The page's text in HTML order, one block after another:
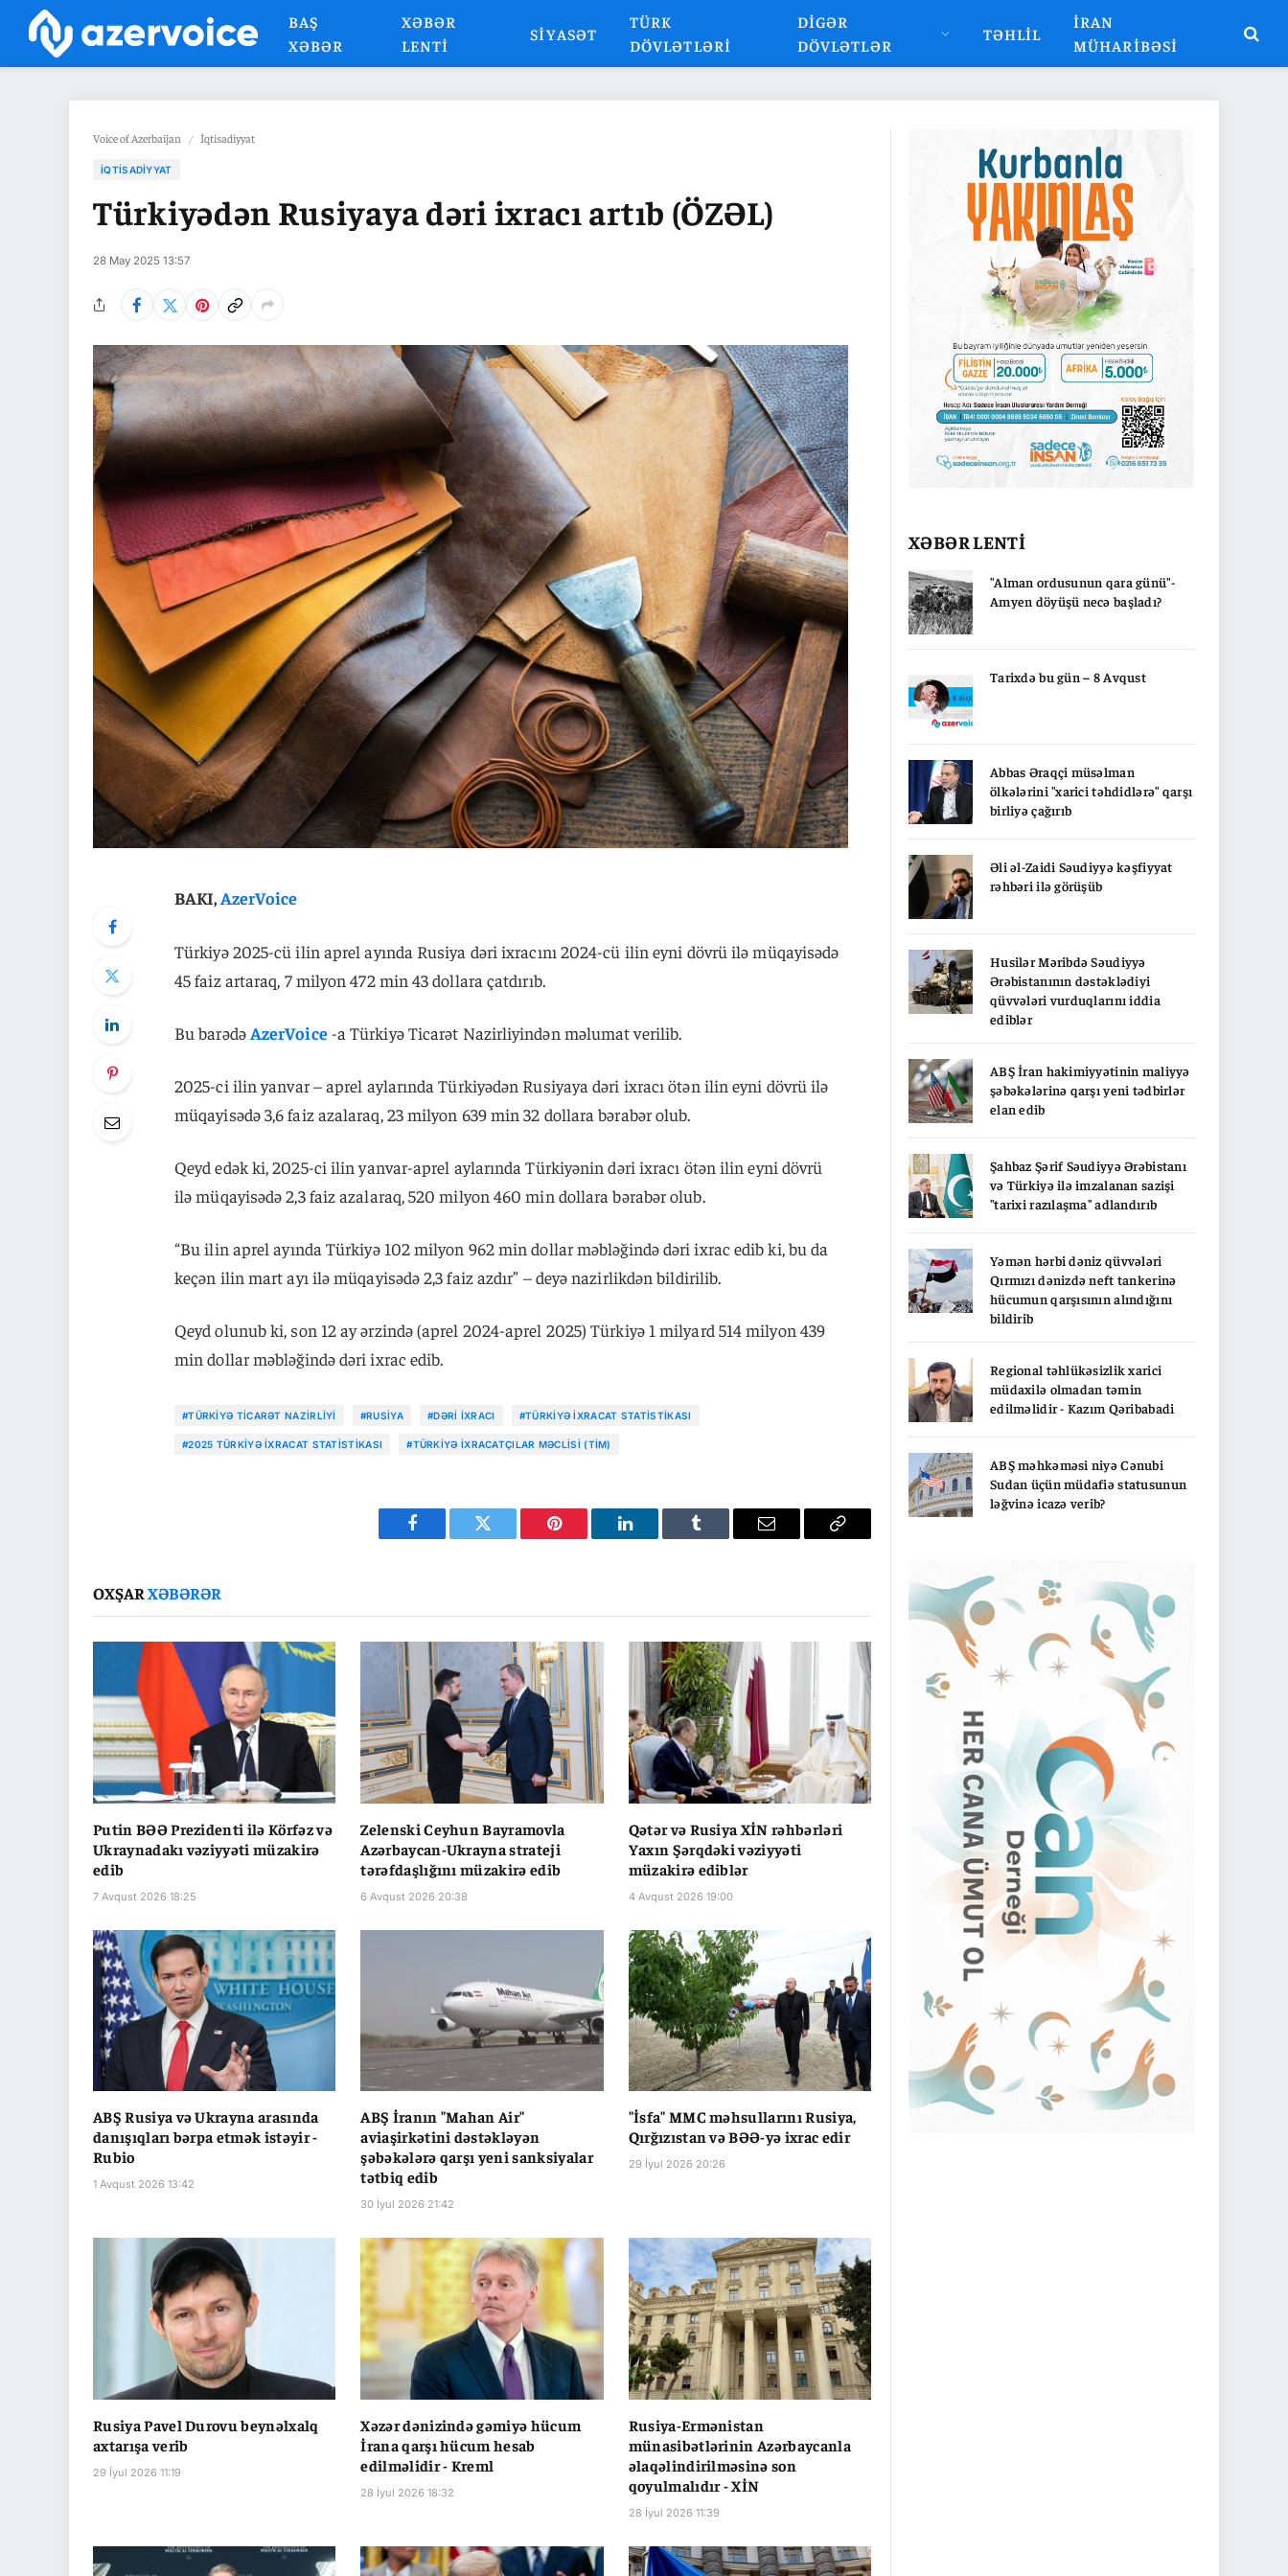
BAŞ
XƏBƏR
XƏBƏR
LENTI
SIYASƏT
TÜRK
DÖVLƏTLƏRI
DIGƏR
DÖVLƏTLƏR
TƏHLIL
İRAN
MÜHARIBƏSI
Voice of Azerbaijan / İqtisadiyyat
İQTISADIYYAT
Türkiyədən Rusiyaya dəri ixracı artıb (ÖZƏL)
28 May 2025 13:57
BAKI,AzerVoice
Türkiyə 2025-cü ilin aprel ayında Rusiya dəri ixracını 2024-cü ilin eyni dövrü ilə müqayisədə
45 faiz artaraq, 7 milyon 472 min 43 dollara çatdırıb.
Bu barədəAzerVoice-a Türkiyə Ticarət Nazirliyindən məlumat verilib.
2025-ci ilin yanvar – aprel aylarında Türkiyədən Rusiyaya dəri ixracı ötən ilin eyni dövrü ilə
müqayisədə 3,6 faiz azalaraq, 23 milyon 639 min 32 dollara bərabər olub.
Qeyd edək ki, 2025-ci ilin yanvar-aprel aylarında Türkiyənin dəri ixracı ötən ilin eyni dövrü
ilə müqayisədə 2,3 faiz azalaraq, 520 milyon 460 min dollara bərabər olub.
“Bu ilin aprel ayında Türkiyə 102 milyon 962 min dollar məbləğində dəri ixrac edib ki, bu da
keçən ilin mart ayı ilə müqayisədə 2,3 faiz azdır” – deyə nazirlikdən bildirilib.
Qeyd olunub ki, son 12 ay ərzində (aprel 2024-aprel 2025) Türkiyə 1 milyard 514 milyon 439
min dollar məbləğində dəri ixrac edib.
#TÜRKIYƏ TICARƏT NAZIRLIYI #RUSIYA #DƏRI IXRACI #TÜRKIYƏ IXRACAT STATISTIKASI
#2025 TÜRKIYƏ IXRACAT STATISTIKASI #TÜRKIYƏ İXRACATÇILAR MƏCLISI (TİM)
Facebook Twitter Pinterest LinkedIn Tumblr Email
Copy
OXŞARXƏBƏRƏR
Putin BƏƏ Prezidenti ilə Körfəz və
Ukraynadakı vəziyyəti müzakirə
edib
7 Avqust 2026 18:25
Zelenski Ceyhun Bayramovla
Azərbaycan-Ukrayna strateji
tərəfdaşlığını müzakirə edib
6 Avqust 2026 20:38
Qətər və Rusiya XİN rəhbərləri
Yaxın Şərqdəki vəziyyəti
müzakirə ediblər
4 Avqust 2026 19:00
ABŞ Rusiya və Ukrayna arasında
danışıqları bərpa etmək istəyir -
Rubio
1 Avqust 2026 13:42
ABŞ İranın "Mahan Air"
aviaşirkətini dəstəkləyən
şəbəkələrə qarşı yeni sanksiyalar
tətbiq edib
30 İyul 2026 21:42
"İsfa" MMC məhsullarını Rusiya,
Qırğızıstan və BƏƏ-yə ixrac edir
29 İyul 2026 20:26
Rusiya Pavel Durovu beynəlxalq
axtarışa verib
29 İyul 2026 11:19
Xəzər dənizində gəmiyə hücum
İrana qarşı hücum hesab
edilməlidir - Kreml
28 İyul 2026 18:32
Rusiya-Ermənistan
münasibətlərinin Azərbaycanla
əlaqəlindirilməsinə son
qoyulmalıdır - XİN
28 İyul 2026 11:39
XƏBƏR LENTİ
"Alman ordusunun qara günü"-
Amyen döyüşü necə başladı?
Tarixdə bu gün – 8 Avqust
Abbas Əraqçi müsəlman
ölkələrini "xarici təhdidlərə" qarşı
birliyə çağırıb
Əli əl-Zaidi Səudiyyə kəşfiyyat
rəhbəri ilə görüşüb
Husilər Məribdə Səudiyyə
Ərəbistanının dəstəklədiyi
qüvvələri vurduqlarını iddia
ediblər
ABŞ İran hakimiyyətinin maliyyə
şəbəkələrinə qarşı yeni tədbirlər
elan edib
Şahbaz Şərif Səudiyyə Ərəbistanı
və Türkiyə ilə imzalanan sazişi
"tarixi razılaşma" adlandırıb
Yəmən hərbi dəniz qüvvələri
Qırmızı dənizdə neft tankerinə
hücumun qarşısının alındığını
bildirib
Regional təhlükəsizlik xarici
müdaxilə olmadan təmin
edilməlidir - Kazım Qəribabadi
ABŞ məhkəməsi niyə Cənubi
Sudan üçün müdafiə statusunun
ləğvinə icazə verib?